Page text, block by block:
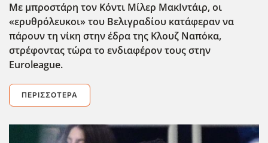
Με μπροστάρη τον Κόντι Μίλερ ΜακΙντάιρ, οι
«ερυθρόλευκοι» του Βελιγραδίου κατάφεραν να
πάρουν τη νίκη στην έδρα της Κλουζ Ναπόκα,
στρέφοντας τώρα το ενδιαφέρον τους στην
Euroleague.
ΠΕΡΙΣΣΌΤΕΡΑ